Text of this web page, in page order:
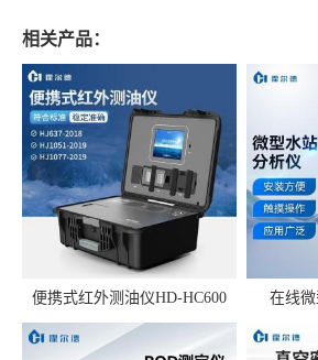
相关产品：
便携式红外测油仪HD-HC600 在线